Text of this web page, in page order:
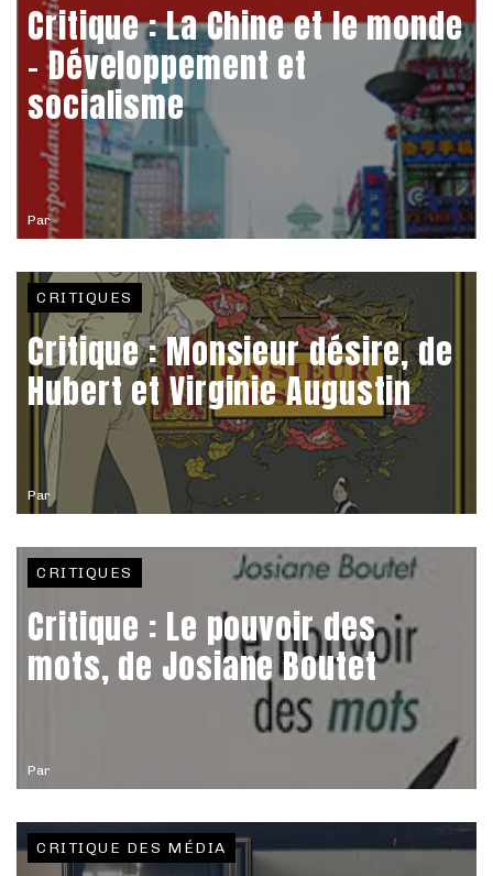
Par
Critique : La Chine et le monde
- Développement et
socialisme
Par
CRITIQUES
Critique : Monsieur désire, de
Hubert et Virginie Augustin
Par
CRITIQUES
Critique : Le pouvoir des
mots, de Josiane Boutet
CRITIQUE DES MÉDIA